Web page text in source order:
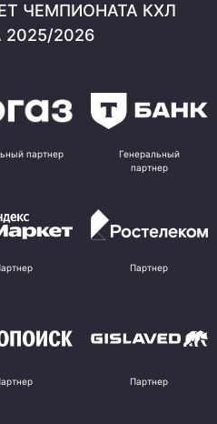
ЧЕМПИОНАТА КХЛ
2026
партнер
Генеральный
партнер
Партнер
Партнер